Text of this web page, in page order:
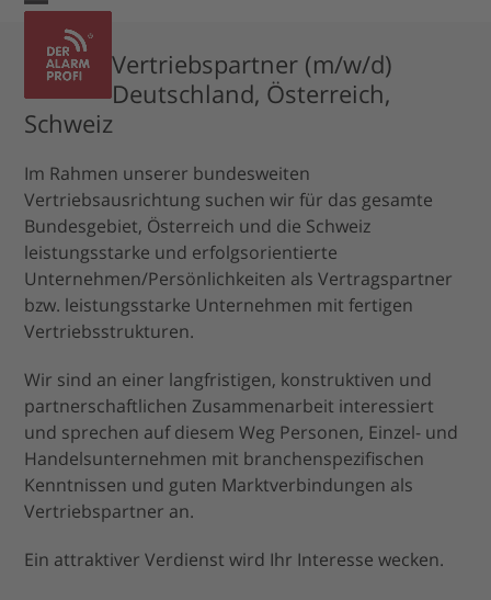
Skip
content
Open
mobile
menu
Close
mobile
menu
Vertriebspartner (m/w/d)
Deutschland, Österreich,
Schweiz
Im Rahmen unserer bundesweiten
Vertriebsausrichtung suchen wir für das gesamte
Bundesgebiet, Österreich und die Schweiz
leistungsstarke und erfolgsorientierte
Unternehmen/Persönlichkeiten als Vertragspartner
bzw. leistungsstarke Unternehmen mit fertigen
Vertriebsstrukturen.
Wir sind an einer langfristigen, konstruktiven und
partnerschaftlichen Zusammenarbeit interessiert
und sprechen auf diesem Weg Personen, Einzel- und
Handelsunternehmen mit branchenspezifischen
Kenntnissen und guten Marktverbindungen als
Vertriebspartner an.
Ein attraktiver Verdienst wird Ihr Interesse wecken.